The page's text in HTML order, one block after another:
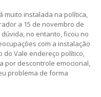
muito instalada na política,
a 15 de novembro de
no entanto, ficou no
com a instalação
do Vale endereço político,
por descontrole emocional,
problema de forma